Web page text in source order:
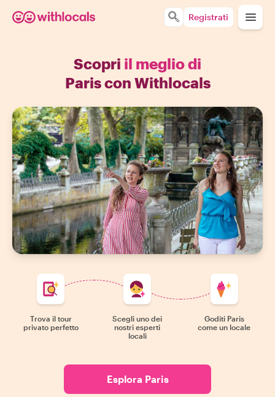
Registrati
Scopri il meglio di
Paris con Withlocals
Trova il tour
privato perfetto
Scegli uno dei
nostri esperti
locali
Goditi Paris
come un locale
Esplora Paris